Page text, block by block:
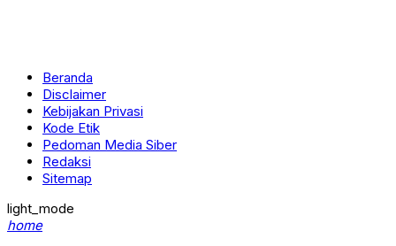
Beranda
Disclaimer
Kebijakan Privasi
Kode Etik
Pedoman Media Siber
Redaksi
Sitemap
light_mode
home